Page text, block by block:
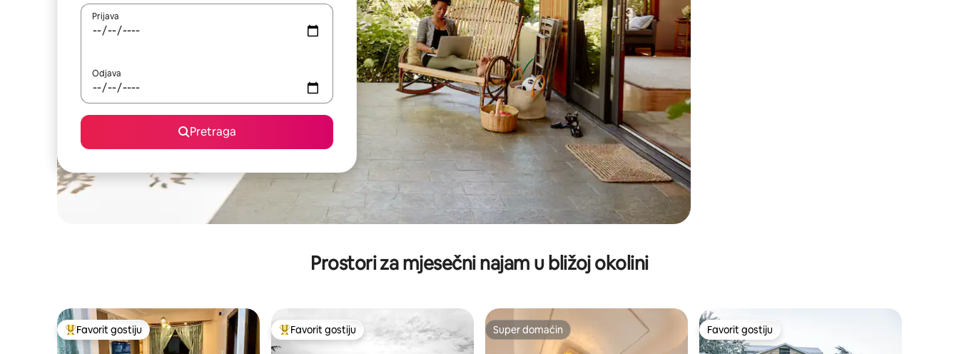
Prijava
Odjava
Pretraga
Prostori za mjesečni najam u bližoj okolini
Glavni favorit gostiju
Favorit gostiju Glavni favorit gostiju
Favorit gostiju Super domaćin
Super domaćin Favorit gostiju
Favorit gostiju